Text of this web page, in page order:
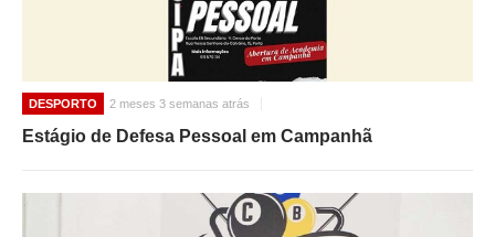
DESPORTO 2 meses 3 semanas atrás
Estágio de Defesa Pessoal em Campanhã